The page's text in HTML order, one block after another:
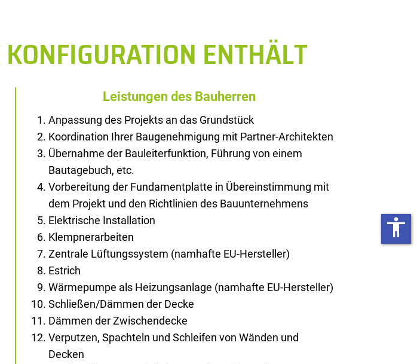
KONFIGURATION ENTHÄLT
Leistungen des Bauherren
Anpassung des Projekts an das Grundstück
Koordination Ihrer Baugenehmigung mit Partner-Architekten
Übernahme der Bauleiterfunktion, Führung von einem
Bautagebuch, etc.
Vorbereitung der Fundamentplatte in Übereinstimmung mit
dem Projekt und den Richtlinien des Bauunternehmens
Elektrische Installation
Klempnerarbeiten
Zentrale Lüftungssystem (namhafte EU-Hersteller)
Estrich
Wärmepumpe als Heizungsanlage (namhafte EU-Hersteller)
Schließen/Dämmen der Decke
Dämmen der Zwischendecke
Verputzen, Spachteln und Schleifen von Wänden und
Decken
accessibility